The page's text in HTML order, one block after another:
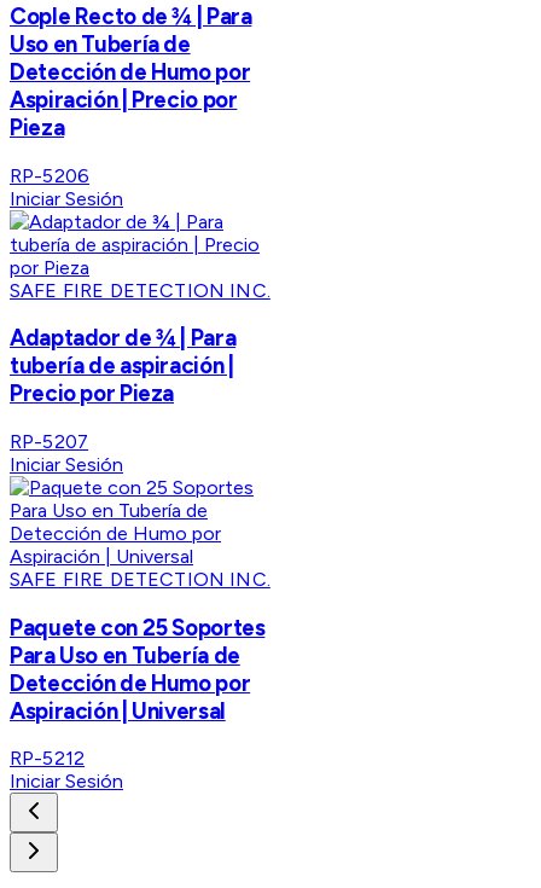
Cople Recto de ¾ | Para
Uso en Tubería de
Detección de Humo por
Aspiración | Precio por
Pieza
RP-5206
Iniciar Sesión
SAFE FIRE DETECTION INC.
Adaptador de ¾ | Para
tubería de aspiración |
Precio por Pieza
RP-5207
Iniciar Sesión
SAFE FIRE DETECTION INC.
Paquete con 25 Soportes
Para Uso en Tubería de
Detección de Humo por
Aspiración | Universal
RP-5212
Iniciar Sesión